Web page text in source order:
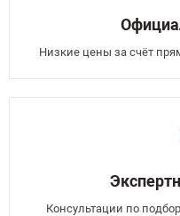
Низкие цены за счёт
Консультации по